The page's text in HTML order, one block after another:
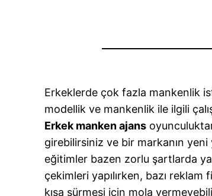
Erkeklerde çok fazla mankenlik
modellik ve mankenlik ile ilgili
Erkek manken ajans
girebilirsiniz ve bir markanın
eğitimler bazen zorlu şartlarda
çekimleri yapılırken, bazı
kısa sürmesi için mola